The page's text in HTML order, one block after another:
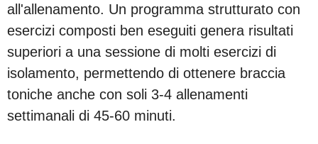
all'allenamento. Un programma strutturato con
esercizi composti ben eseguiti genera risultati
superiori a una sessione di molti esercizi di
isolamento, permettendo di ottenere braccia
toniche anche con soli 3-4 allenamenti
settimanali di 45-60 minuti.